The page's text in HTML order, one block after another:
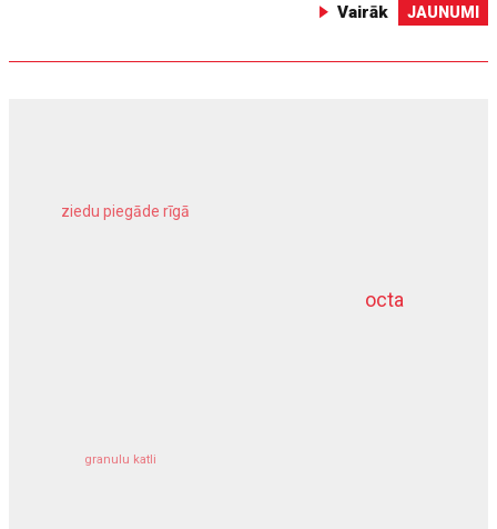
Vairāk JAUNUMI
octa
ziedu piegāde rīgā
granulu katli
dziļurbums